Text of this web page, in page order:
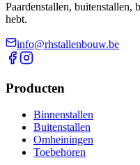
Paardenstallen,
hebt.
info@rhstallenbouw.be
Producten
Binnenstallen
Buitenstallen
Omheiningen
Toebehoren